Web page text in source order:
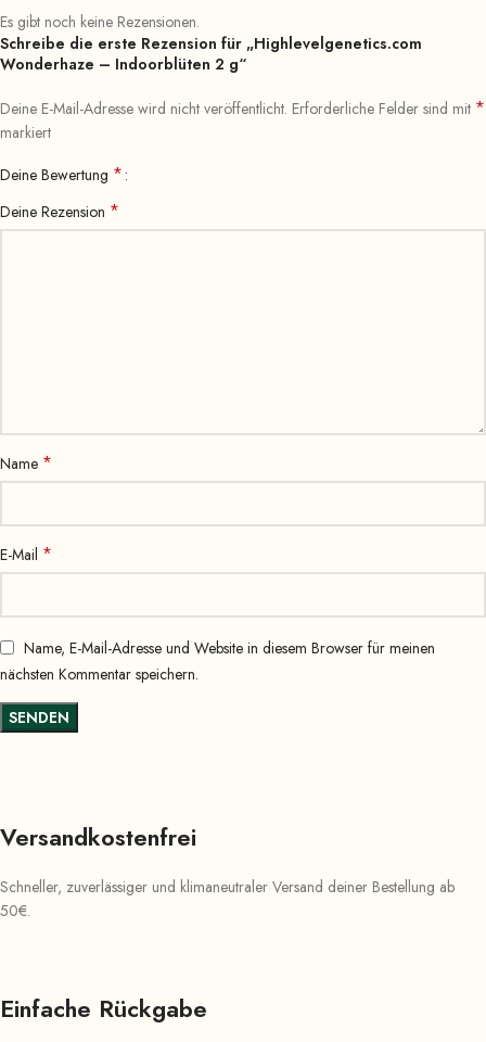
Es gibt noch keine Rezensionen.
Schreibe die erste Rezension für „Highlevelgenetics.com
Wonderhaze – Indoorblüten 2 g“
Deine E-Mail-Adresse wird nicht veröffentlicht. Erforderliche Felder sind mit *
markiert
Deine Bewertung *
Deine Rezension *
Name *
E-Mail *
Name, E-Mail-Adresse und Website in diesem Browser für meinen
nächsten Kommentar speichern.
Versandkostenfrei
Schneller, zuverlässiger und klimaneutraler Versand deiner Bestellung ab
50€.
Einfache Rückgabe